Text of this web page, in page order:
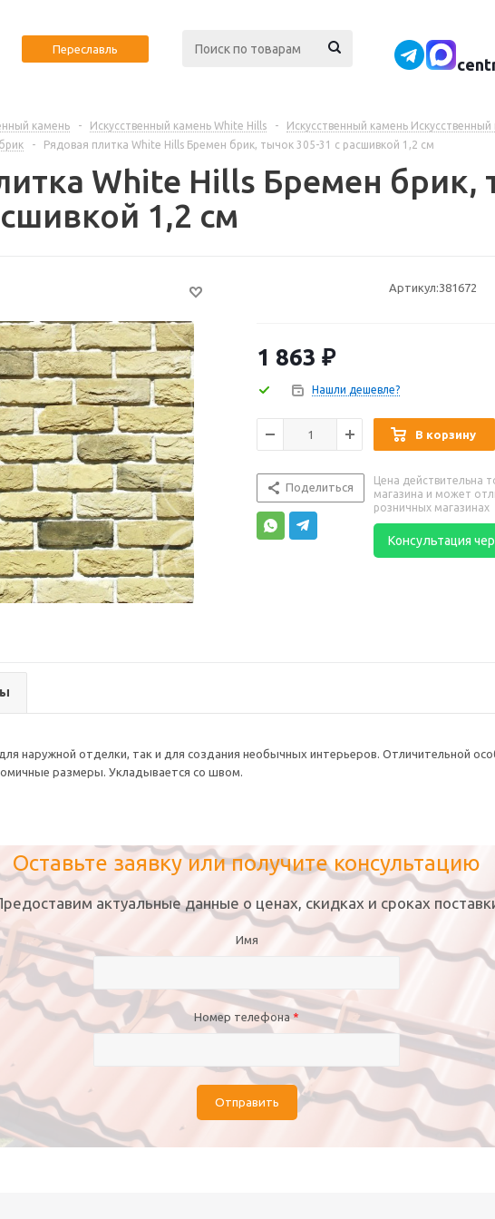
Переславль
камень - Искусственный камень White Hills - Искусственный камень
- Рядовая плитка White Hills Бремен брик, тычок 305-31 с расшивкой 1,2 см
White Hills Бремен брик,
1,2 см
Артикул:381672
1 863 ₽
Нашли дешевле?
В корзину
Поделиться
Цена действительна
магазина и может
розничных магазинах
Консультация
наружной отделки, так и для создания необычных интерьеров. Отличительной
размеры. Укладывается со швом.
Оставьте заявку или получите консультацию
актуальные данные о ценах, скидках и сроках
Имя
Номер телефона*
Отправить